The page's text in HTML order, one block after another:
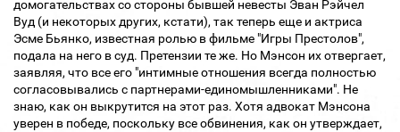
домогательствах со стороны бывшей невесты Эван Рэйчел
Вуд (и некоторых других, кстати), так теперь еще и актриса
Эсме Бьянко, известная ролью в фильме "Игры Престолов",
подала на него в суд. Претензии те же. Но Мэнсон их отвергает,
заявляя, что все его "интимные отношения всегда полностью
согласовывались с партнерами-единомышленниками". Не
знаю, как он выкрутится на этот раз. Хотя адвокат Мэнсона
уверен в победе, поскольку все обвинения, как он утверждает,